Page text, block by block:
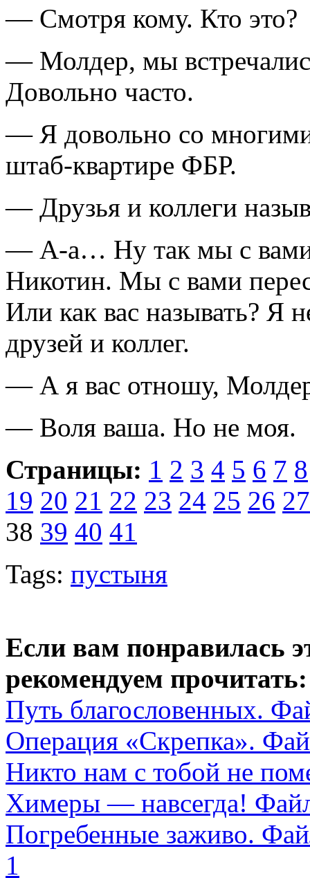
— Смотря кому. Кто это?
— Молдер, мы
Довольно часто.
— Я довольно со многими
штаб-квартире ФБР.
— Друзья и коллеги
— А-а… Ну так мы с вами
Никотин. Мы с вами
Или как вас называть? Я
друзей и коллег.
— А я вас отношу,
— Воля ваша. Но не моя.
Страницы: 1 2 3 4 5 6 7 8
19 20 21 22 23 24 25 26 27
38 39 40 41
Tags: пустыня
Если вам понравилась
рекомендуем прочитать:
Путь благословенных.
Операция «Скрепка».
Никто нам с тобой не
Химеры — навсегда!
Погребенные заживо.
1